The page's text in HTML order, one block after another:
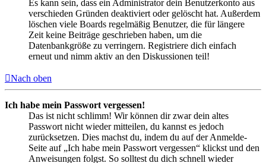
Es kann sein, dass ein Administrator dein Benutzerkonto aus
verschieden Gründen deaktiviert oder gelöscht hat. Außerdem
löschen viele Boards regelmäßig Benutzer, die für längere
Zeit keine Beiträge geschrieben haben, um die
Datenbankgröße zu verringern. Registriere dich einfach
erneut und nimm aktiv an den Diskussionen teil!
Nach oben
Ich habe mein Passwort vergessen!
Das ist nicht schlimm! Wir können dir zwar dein altes
Passwort nicht wieder mitteilen, du kannst es jedoch
zurücksetzen. Dies machst du, indem du auf der Anmelde-
Seite auf „Ich habe mein Passwort vergessen“ klickst und den
Anweisungen folgst. So solltest du dich schnell wieder